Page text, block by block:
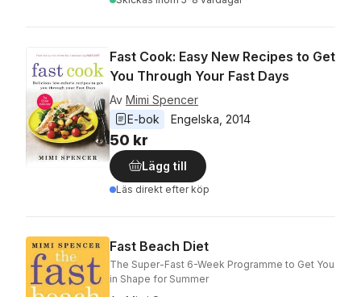
Fast Cook: Easy New Recipes to Get
You Through Your Fast Days
Av Mimi Spencer
E-bok
Engelska 2014
50 kr
Lägg till
Läs direkt efter köp
Fast Beach Diet
The Super-Fast 6-Week Programme to Get You
in Shape for Summer